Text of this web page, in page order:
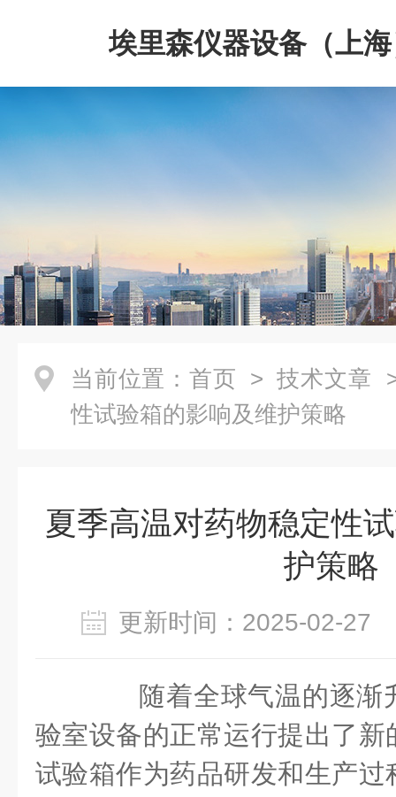
埃里森仪器设备（上
公司
当前位置： 首页 > 技术文章
性试验箱的影响及维护策略
夏季高温对药物稳定性
护策略
更新时间：2025-02-
随着全球气温的逐渐
验室设备的正常运行提出了
试验箱作为药品研发和生产